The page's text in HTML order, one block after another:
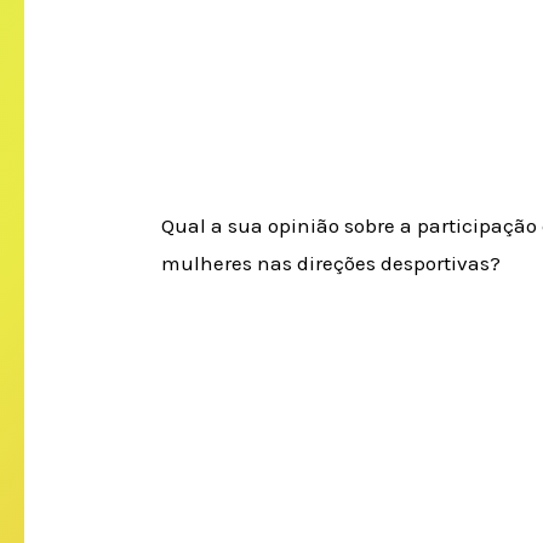
Qual a sua opinião sobre a participação
mulheres nas direções desportivas?